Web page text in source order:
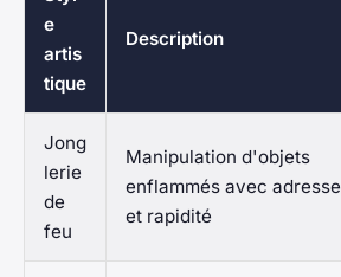
e
artis
tique
Description
Jong
lerie
de
feu
Manipulation d'objets
enflammés avec adresse
et rapidité